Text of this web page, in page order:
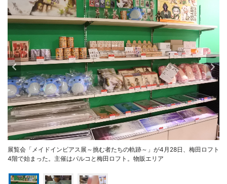
展覧会「メイドインビアス展～挑む者たちの軌跡～」が4月28日、梅田ロフト
4階で始まった。主催はパルコと梅田ロフト。物販エリア